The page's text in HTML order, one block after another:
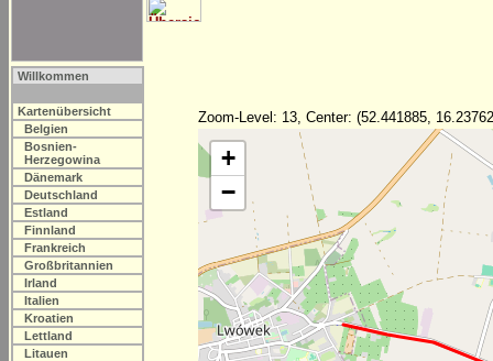
Willkommen
Kartenübersicht
Belgien
Bosnien-
Herzegowina
Dänemark
Deutschland
Estland
Finnland
Frankreich
Großbritannien
Irland
Italien
Kroatien
Lettland
Litauen
Zoom-Level: 13, Center: (52.441885,
+
−